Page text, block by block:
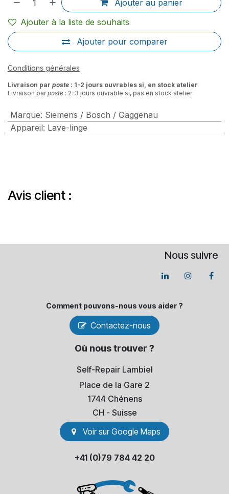
Ajouter au panier
Ajouter pour comparer
Ajouter à la liste de souhaits
Conditions générales
Livraison par poste : 1-2 jours ouvrables si, en stock atelier
Livraison parposte : 2-3 jours ouvrable si, pas en stock atelier
Marque: Siemens / Bosch / Gaggenau
Appareil: Lave-linge
Avis client :
Nous suivre
Comment pouvons-​nous vous aider ?
Contactez-nous
Où nous trouver ?
Self-Repair Lambiel
Place de la Gare 2
1744 Chénens
​CH - Suisse
Voir sur Go​​ogle Maps
+41 (0)79 784 42 20